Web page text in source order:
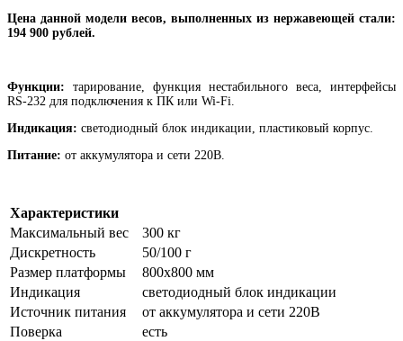
Цена данной модели весов, выполненных из нержавеющей стали:
194 900 рублей.
Функции: тарирование, функция нестабильного веса, интерфейсы
RS-232 для подключения к ПК или Wi-Fi.
Индикация: светодиодный блок индикации, пластиковый корпус.
Питание: от аккумулятора и сети 220В.
Характеристики
Максимальный вес
300 кг
Дискретность
50/100 г
Размер платформы
800х800 мм
Индикация
светодиодный блок индикации
Источник питания
от аккумулятора и сети 220В
Поверка
есть